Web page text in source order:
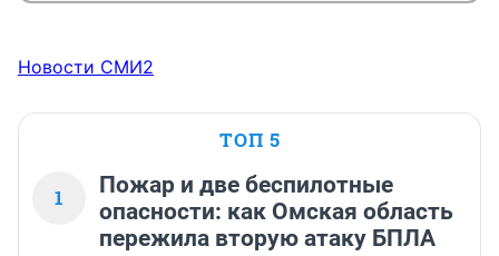
Новости СМИ2
ТОП 5
1
Пожар и две беспилотные
опасности: как Омская область
пережила вторую атаку БПЛА